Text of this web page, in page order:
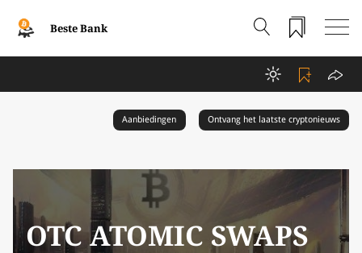
Beste Bank
Aanbiedingen Ontvang het laatste cryptonieuws
OTC ATOMIC SWAPS